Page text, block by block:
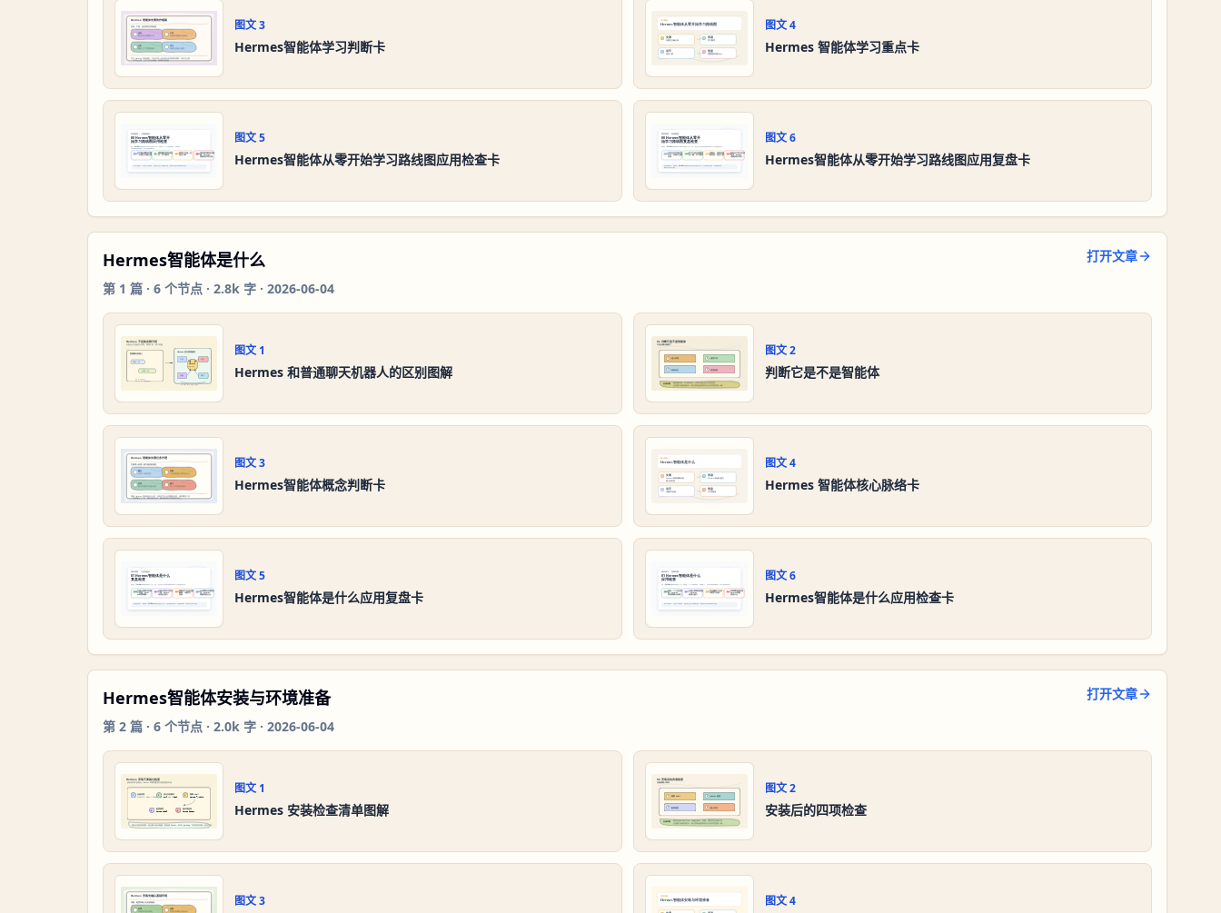
图文3
Hermes智能体学习判断卡
图文4
Hermes 智能体学习重点卡
图文5
Hermes智能体从零开始学习路线图应用检查卡
图文6
Hermes智能体从零开始学习路线图应用复盘卡
Hermes智能体是什么
第 1 篇 · 6 个节点 · 2.8k 字 · 2026-06-04
打开文章
图文 1
Hermes 和普通聊天机器人的区别图解
图文2
判断它是不是智能体
图文3
Hermes智能体概念判断卡
图文4
Hermes 智能体核心脉络卡
图文5
Hermes智能体是什么应用复盘卡
图文6
Hermes智能体是什么应用检查卡
Hermes智能体安装与环境准备
第 2 篇 · 6 个节点 · 2.0k 字 · 2026-06-04
打开文章
图文 1
Hermes 安装检查清单图解
图文2
安装后的四项检查
图文3 图文4